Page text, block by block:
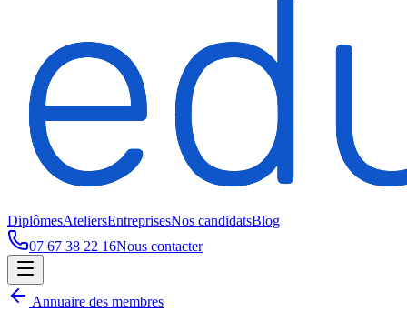
DiplômesAteliersEntreprisesNos candidatsBlog
07 67 38 22 16Nous contacter
Annuaire des membres